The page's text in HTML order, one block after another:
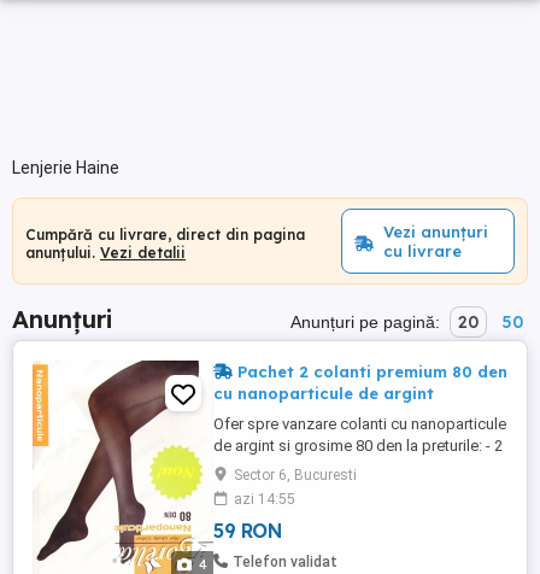
Lenjerie Haine
Cumpără cu livrare, direct din pagina
anunțului. Vezi detalii
Vezi anunțuri
cu livrare
Anunțuri Anunțuri pe pagină: 20 50
4
Pachet 2 colanti premium 80 den
cu nanoparticule de argint
Ofer spre vanzare colanti cu nanoparticule
de argint si grosime 80 den la preturile: - 2
colanti 59 de lei (29,5 lei perechea); - 4
colanti 108 lei (27 lei perechea). Acest
model de colant cu nanoparticule de
argint nu se mai fabrica de mai multi ani
datorita costului mare de productie la care
Sector 6, Bucuresti
azi 14:55
59 RON
Telefon validat